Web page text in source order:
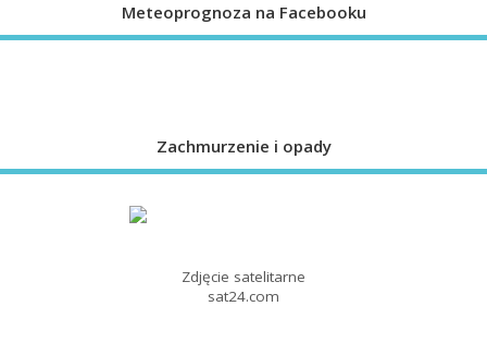
Meteoprognoza na Facebooku
Zachmurzenie i opady
Zdjęcie satelitarne
sat24.com